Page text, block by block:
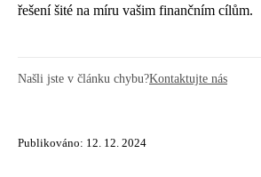
řešení šité na míru vašim finančním cílům.
Našli jste v článku chybu?Kontaktujte nás
Publikováno: 12. 12. 2024